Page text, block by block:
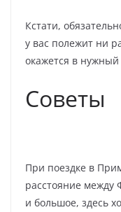
Кстати,
у вас полежит ни
окажется в
Советы
При поездке в
расстояние между
и большое, здесь